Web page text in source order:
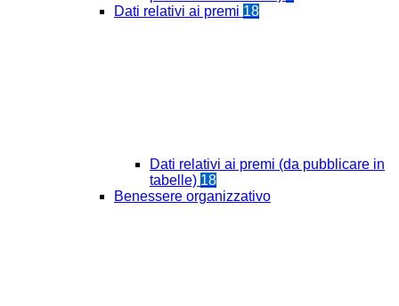
Dati relativi ai premi 18
Dati relativi ai premi (da pubblicare in
tabelle) 18
Benessere organizzativo